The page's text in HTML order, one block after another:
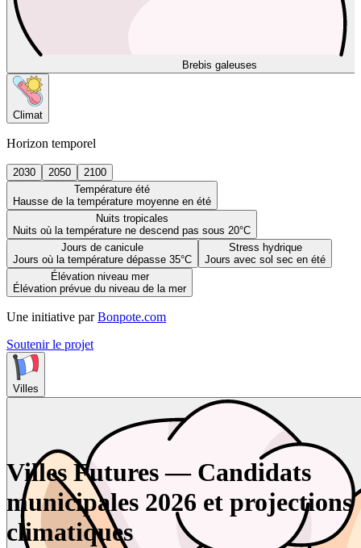
Brebis galeuses
Climat
Horizon temporel
2030 2050
2100
Température été
Hausse de la température moyenne en été
Nuits tropicales
Nuits où la température ne descend pas sous 20°C
Jours de canicule
Jours où la température dépasse 35°C
Stress hydrique
Jours avec sol sec en été
Élévation niveau mer
Élévation prévue du niveau de la mer
Une initiative par Bonpote.com
Soutenir le projet
Villes
Villes Futures — Candidats
municipales 2026 et projections
climatiques